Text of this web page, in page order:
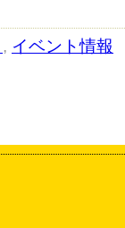
, イベント情報